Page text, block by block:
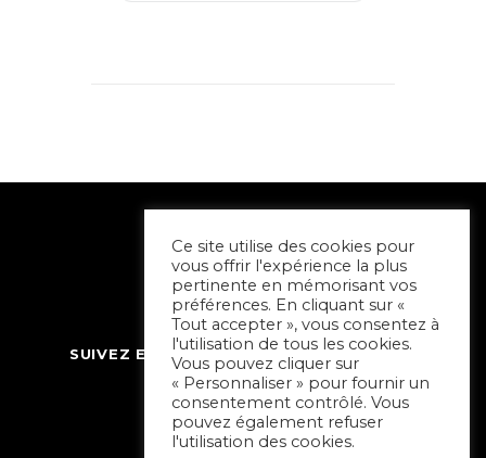
SUIVEZ ET CONTACTEZ SORTIR À NIORT
Ce site utilise des cookies pour
vous offrir l'expérience la plus
pertinente en mémorisant vos
préférences. En cliquant sur «
Tout accepter », vous consentez à
l'utilisation de tous les cookies.
Vous pouvez cliquer sur
« Personnaliser » pour fournir un
consentement contrôlé. Vous
pouvez également refuser
l'utilisation des cookies.